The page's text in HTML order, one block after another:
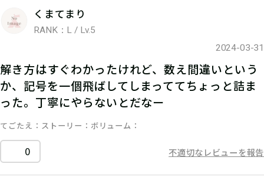
くまてまり
RANK：L / Lv.5
2024-03-31
解き方はすぐわかったけれど、数え間違いという
か、記号を一個飛ばしてしまっててちょっと詰ま
った。丁寧にやらないとだなー
てごたえ ストーリー ボリューム
0 不適切なレビューを報告